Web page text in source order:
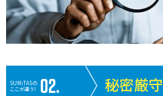
SUMiTASの
ここが違う!
秘密厳守